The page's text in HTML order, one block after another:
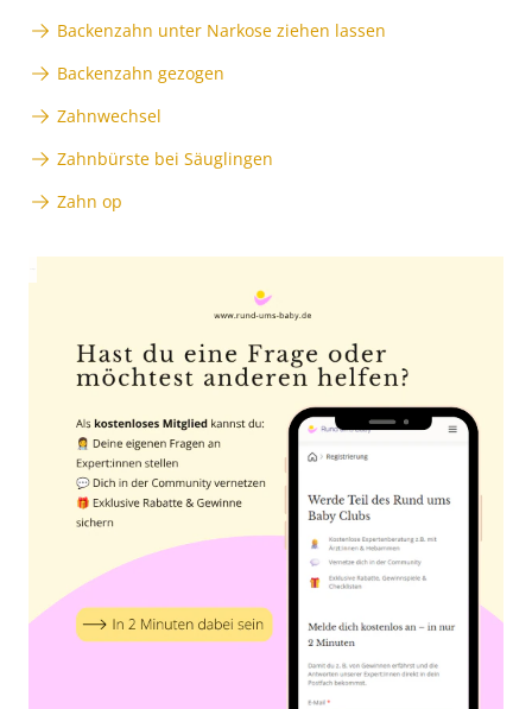
Backenzahn unter Narkose ziehen lassen
Backenzahn gezogen
Zahnwechsel
Zahnbürste bei Säuglingen
Zahn op